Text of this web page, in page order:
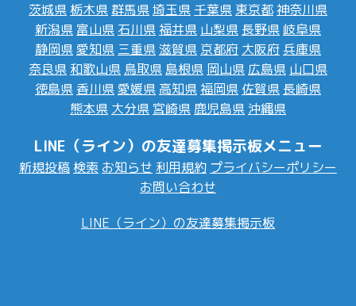
茨城県 栃木県群馬県埼玉県 千葉県 東京都神奈川県
新潟県 富山県 石川県福井県 山梨県 長野県 岐阜県
静岡県愛知県 三重県滋賀県 京都府 大阪府 兵庫県
奈良県 和歌山県 鳥取県 島根県 岡山県 広島県 山口県
徳島県 香川県愛媛県 高知県福岡県 佐賀県 長崎県
熊本県 大分県 宮崎県 鹿児島県 沖縄県
LINE（ライン）の友達募集掲示板メニュー
新規投稿 検索 お知らせ 利用規約 プライバシーポリシー
お問い合わせ
LINE（ライン）の友達募集掲示板